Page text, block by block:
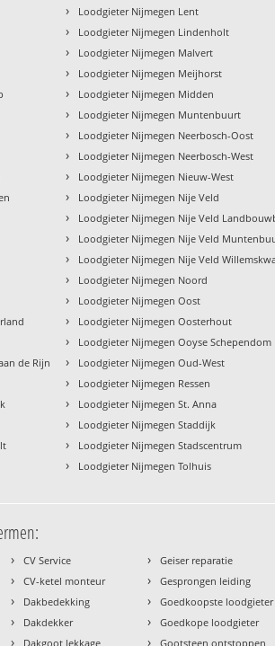
de Rijn
› Loodgieter Nijmegen Lent
› Loodgieter Nijmegen Lindenholt
› Loodgieter Nijmegen Malvert
› Loodgieter Nijmegen Meijhorst
› Loodgieter Nijmegen Midden
› Loodgieter Nijmegen Muntenbuurt
› Loodgieter Nijmegen Neerbosch-Oost
› Loodgieter Nijmegen Neerbosch-West
› Loodgieter Nijmegen Nieuw-West
› Loodgieter Nijmegen Nije Veld
› Loodgieter Nijmegen Nije Veld
› Loodgieter Nijmegen Nije Veld
› Loodgieter Nijmegen Nije Veld
› Loodgieter Nijmegen Noord
› Loodgieter Nijmegen Oost
› Loodgieter Nijmegen Oosterhout
› Loodgieter Nijmegen Ooyse Schependom
› Loodgieter Nijmegen Oud-West
› Loodgieter Nijmegen Ressen
› Loodgieter Nijmegen St. Anna
› Loodgieter Nijmegen Staddijk
› Loodgieter Nijmegen Stadscentrum
› Loodgieter Nijmegen Tolhuis
› CV Service
› CV-ketel monteur
› Dakbedekking
› Dakdekker
› Dakgoot lekkage
› Geiser reparatie
› Gesprongen leiding
› Goedkoopste loodgieter
› Goedkope loodgieter
› Gootsteen ontstoppen